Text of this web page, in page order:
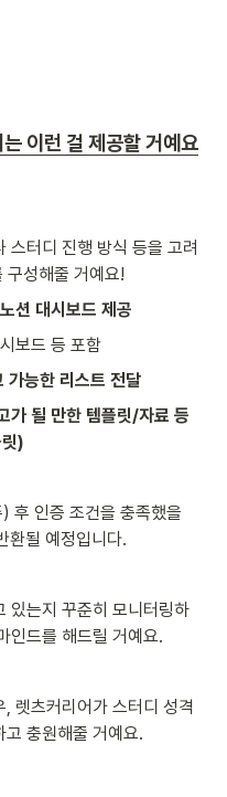
는 이런 걸 제공할 거예요
스터디 진행 방식 등을 고려
성해줄 거예요!
션 대시보드 제공
보드 등 포함
가능한 리스트 전달
가 될 만한 템플릿/자료 등
)
후 인증 조건을 충족했을
환될 예정입니다.
있는지 꾸준히 모니터링하
인드를 해드릴 거예요.
렛츠커리어가 스터디 성격
충원해줄 거예요.